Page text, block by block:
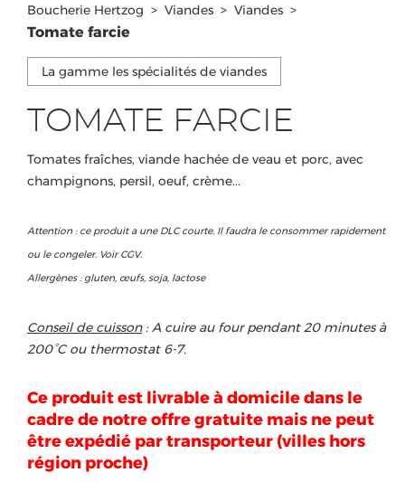
Boucherie Hertzog > Viandes > Viandes >
Tomate farcie
La gamme les spécialités de viandes
TOMATE FARCIE
Tomates fraîches, viande hachée de veau et porc, avec
champignons, persil, oeuf, crème...
Attention : ce produit a une DLC courte. Il faudra le consommer rapidement
ou le congeler. Voir CGV.
Allergènes : gluten, œufs, soja, lactose
Conseil de cuisson: A cuire au four pendant 20 minutes à
200°C ou thermostat 6-7.
Ce produit est livrable à domicile dans le
cadre de notre offre gratuite mais ne peut
être expédié par transporteur (villes hors
région proche)